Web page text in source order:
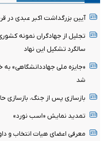
آیین بزرگداشت اکبر عبدی در
تجلیل از جهادگران نمونه
سالگرد تشکیل این نهاد
«جایزه ملی جهاددانشگاهی» به
شد
بازسازی پس از جنگ،
تمدید نمایش «اسب نورد»
معرفی اعضای هیات انتخاب